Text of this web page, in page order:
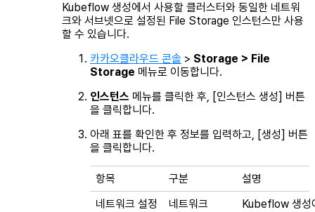
Kubeflow 생성에서 사용할 클러스터와 동일한 네트워
크와 서브넷으로 설정된 File Storage 인스턴스만 사용
할 수 있습니다.
카카오클라우드 콘솔 > Storage > File
Storage 메뉴로 이동합니다.
인스턴스 메뉴를 클릭한 후, [인스턴스 생성] 버튼
을 클릭합니다.
아래 표를 확인한 후 정보를 입력하고, [생성] 버튼
을 클릭합니다.
항목 구분
설명
네트워크 설정
네트워크
Kubeflow 생성